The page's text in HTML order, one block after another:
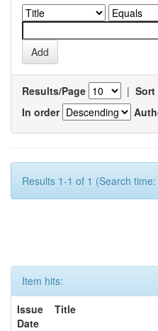
Results/Page | Sort
In order
Results 1-1 of 1 (Search
Item hits:
Issue
Date
Title